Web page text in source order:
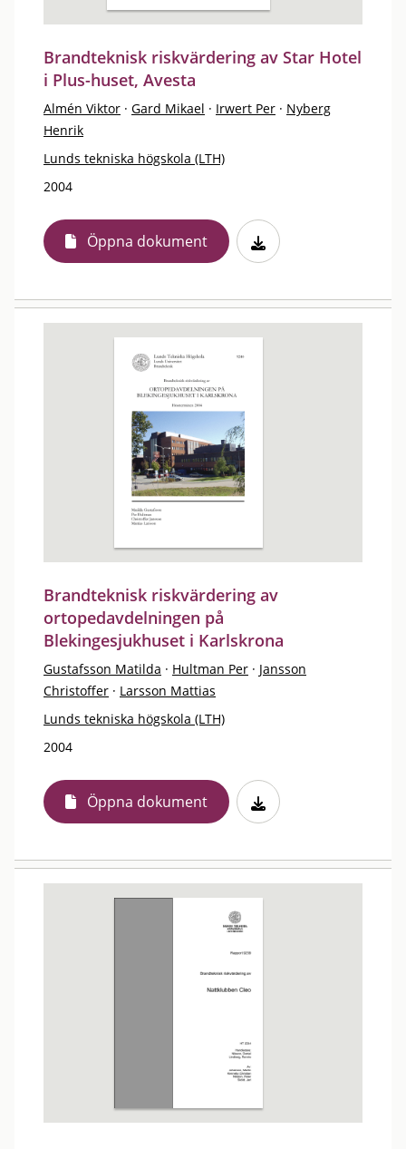
Brandteknisk riskvärdering av Star Hotel
i Plus-huset, Avesta
Almén Viktor · Gard Mikael · Irwert Per · Nyberg
Henrik
Lunds tekniska högskola (LTH)
2004
Öppna dokument
Brandteknisk riskvärdering av
ortopedavdelningen på
Blekingesjukhuset i Karlskrona
Gustafsson Matilda · Hultman Per · Jansson
Christoffer · Larsson Mattias
Lunds tekniska högskola (LTH)
2004
Öppna dokument